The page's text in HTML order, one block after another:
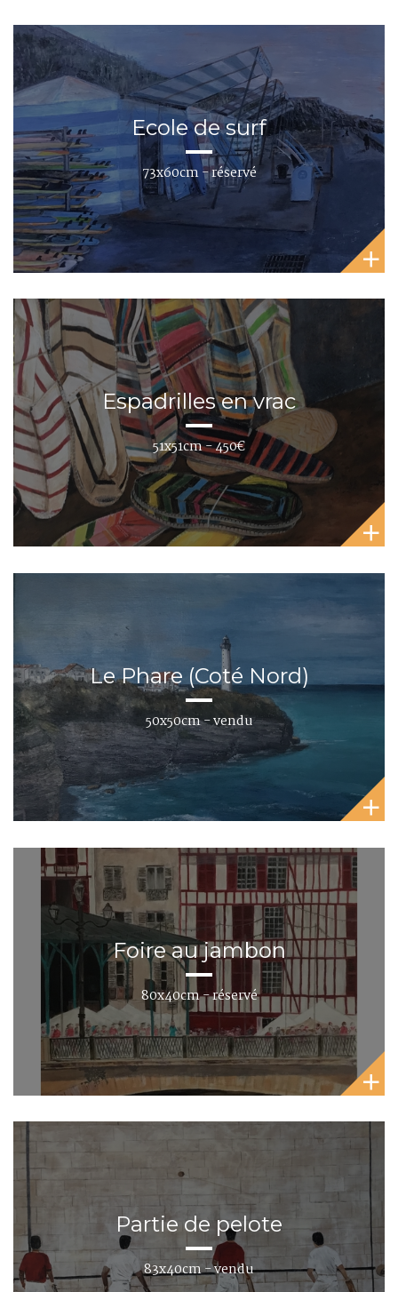
Ecole de surf
73x60cm - réservé
Espadrilles en vrac
51x51cm - 450€
Le Phare (Coté Nord)
50x50cm - vendu
Foire au jambon
80x40cm - réservé
Partie de pelote
83x40cm - vendu